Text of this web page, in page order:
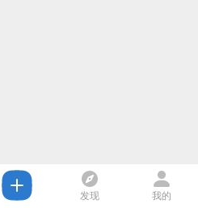
发现 我的